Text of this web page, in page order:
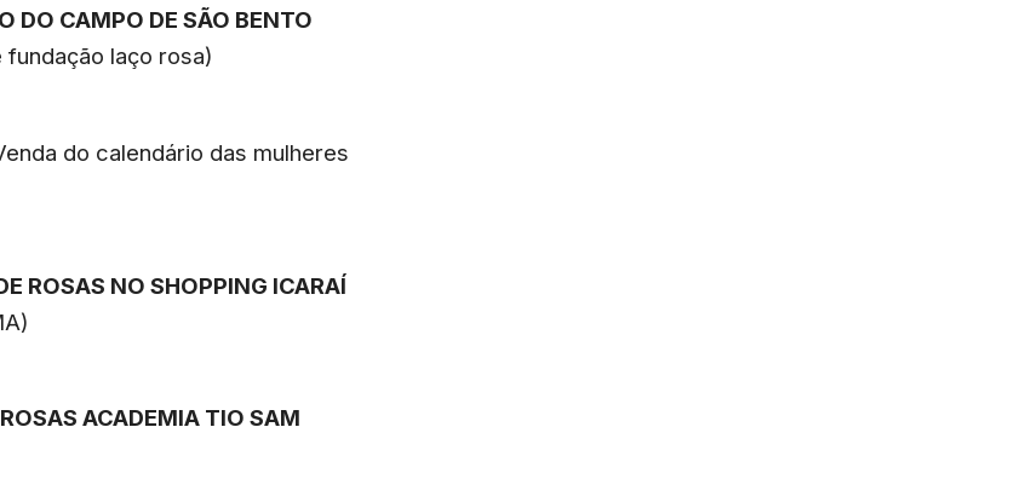
DO CAMPO DE SÃO BENTO
laço rosa)
do calendário das mulheres
ROSAS NO SHOPPING ICARAÍ
ACADEMIA TIO SAM